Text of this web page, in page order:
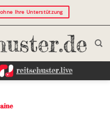
Ihre Unterstützung